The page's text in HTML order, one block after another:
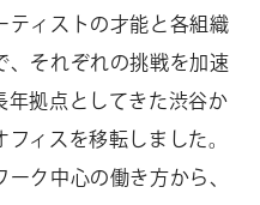
ティストの才能と各組織
、それぞれの挑戦を加速
年拠点としてきた渋谷か
ィスを移転しました。
ク中心の働き方から、